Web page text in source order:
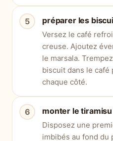
préparer les
Versez le café
creuse. Ajoutez
le marsala.
biscuit dans le café
chaque côté.
monter le tiramisu
Disposez une
imbibés au fond du